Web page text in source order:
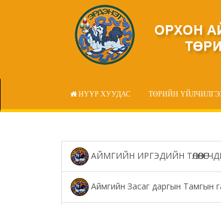
НҮҮР ХУУДАС ТӨРИЙН
АЙМГИЙН ИРГЭДИЙН
Аймгийн Засаг даргын Тамгын